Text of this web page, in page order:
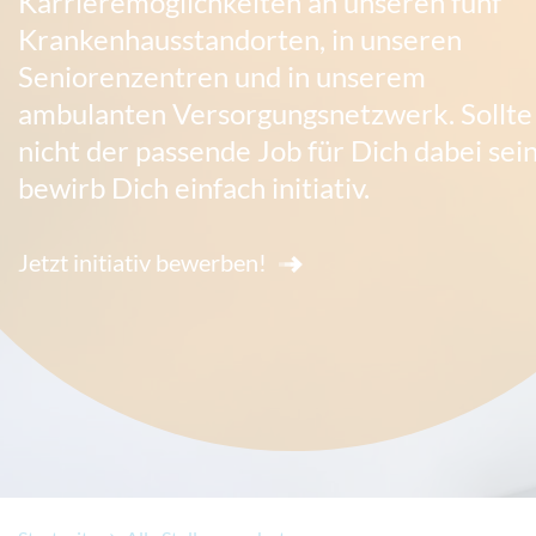
Krankenhausstandorten, in unseren
Seniorenzentren und in unserem
ambulanten Versorgungsnetzwerk. Sollte
nicht der passende Job für Dich dabei
bewirb Dich einfach initiativ.
Jetzt initiativ bewerben!